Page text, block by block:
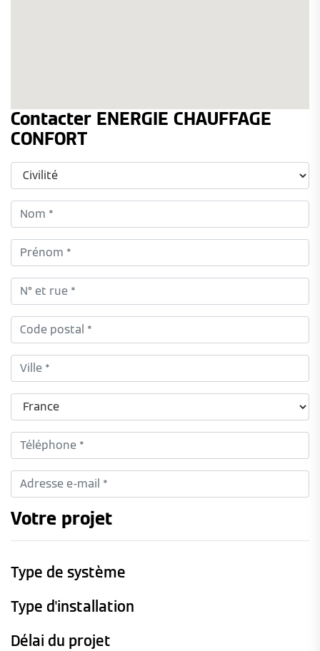
Contacter ENERGIE CHAUFFAGE
CONFORT
Votre projet
Type de système
Type d'installation
Délai du projet